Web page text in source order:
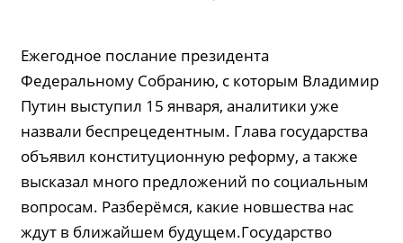
Ежегодное послание президента
Федеральному Собранию, с которым Владимир
Путин выступил 15 января, аналитики уже
назвали беспрецедентным. Глава государства
объявил конституционную реформу, а также
высказал много предложений по социальным
вопросам. Разберёмся, какие новшества нас
ждут в ближайшем будущем.Государство